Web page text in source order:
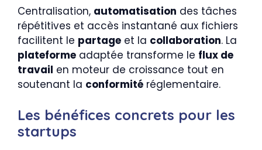
Centralisation, automatisation des tâches
répétitives et accès instantané aux fichiers
facilitent le partage et la collaboration. La
plateforme adaptée transforme le flux de
travail en moteur de croissance tout en
soutenant la conformité réglementaire.
Les bénéfices concrets pour les
startups